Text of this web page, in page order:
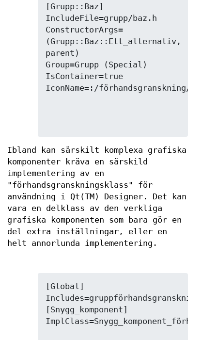
[Grupp::Baz]
IncludeFile=grupp/baz.h
ConstructorArgs=
(Grupp::Baz::Ett_alternativ,
parent)
Group=Grupp (Special)
IsContainer=true
Ibland kan särskilt komplexa grafiska
komponenter kräva en särskild
implementering av en
"förhandsgranskningsklass" för
användning i Qt(TM) Designer. Det kan
vara en delklass av den verkliga
grafiska komponenten som bara gör en
del extra inställningar, eller en
helt annorlunda implementering.
[Global]
[Snygg_komponent]